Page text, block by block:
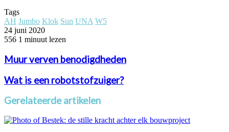
Tags
AH Jumbo Klok Sun UNA W5
24 juni 2020
556 1 minuut lezen
Muur verven benodigdheden
Wat is een robotstofzuiger?
Gerelateerde artikelen